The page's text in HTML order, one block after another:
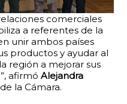
comerciales
a referentes de la
unir ambos países
productos y ayudar al
región a mejorar sus
afirmóAlejandra
la Cámara.